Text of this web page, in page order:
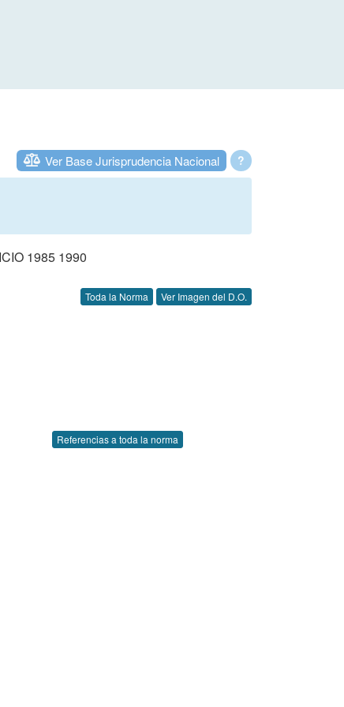
?
Ver Base Jurisprudencia Nacional
1985 1990
Toda la Norma Ver Imagen del D.O.
Referencias a toda la norma